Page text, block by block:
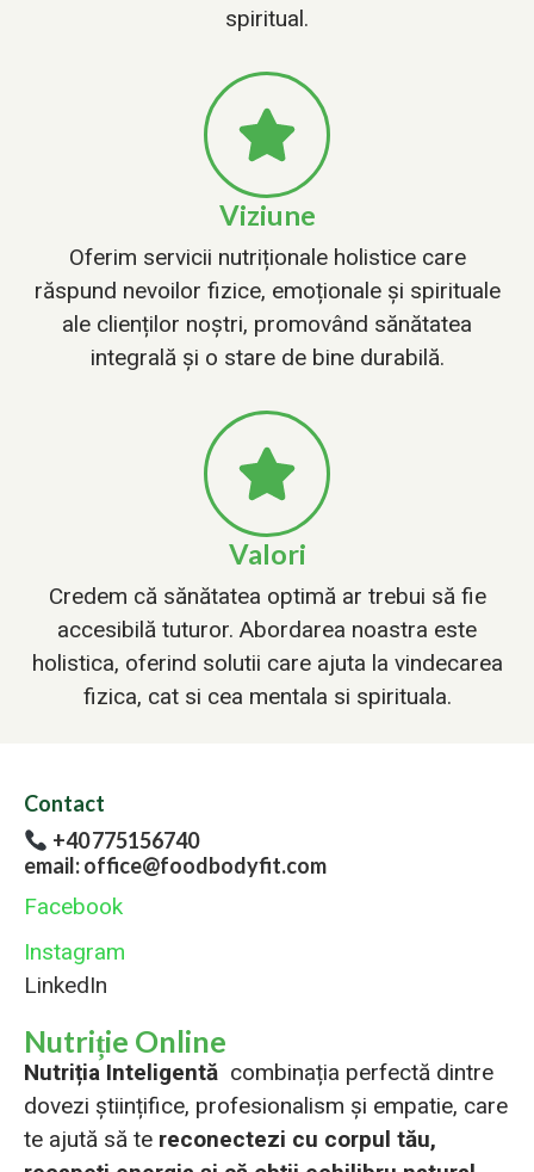
spiritual.
Viziune
Oferim servicii nutriționale holistice care
răspund nevoilor fizice, emoționale și spirituale
ale clienților noștri, promovând sănătatea
integrală și o stare de bine durabilă.
Valori
Credem că sănătatea optimă ar trebui să fie
accesibilă tuturor. Abordarea noastra este
holistica, oferind solutii care ajuta la vindecarea
fizica, cat si cea mentala si spirituala.
Contact
+40 775156740
email: office@foodbodyfit.com
Facebook
Instagram
LinkedIn
Nutriție Online
Nutriția Inteligentă combinația perfectă dintre
dovezi științifice, profesionalism și empatie, care
te ajută să te reconectezi cu corpul tău,